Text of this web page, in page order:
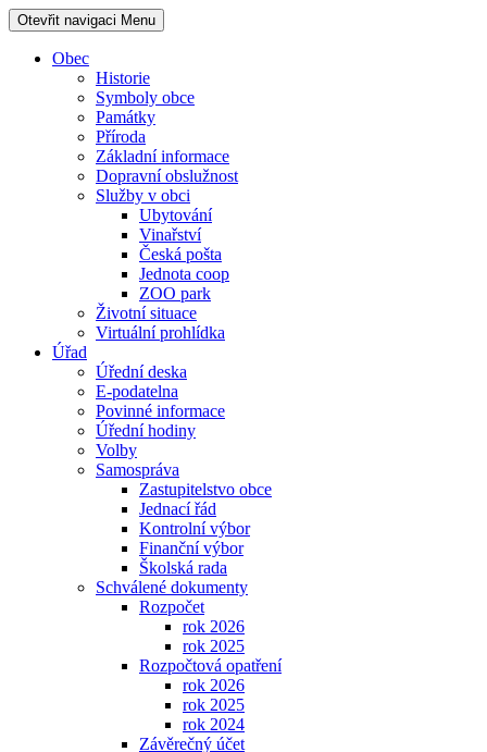
Otevřit navigaci Menu
Obec
Historie
Symboly obce
Památky
Příroda
Základní informace
Dopravní obslužnost
Služby v obci
Ubytování
Vinařství
Česká pošta
Jednota coop
ZOO park
Životní situace
Virtuální prohlídka
Úřad
Úřední deska
E-podatelna
Povinné informace
Úřední hodiny
Volby
Samospráva
Zastupitelstvo obce
Jednací řád
Kontrolní výbor
Finanční výbor
Školská rada
Schválené dokumenty
Rozpočet
rok 2026
rok 2025
Rozpočtová opatření
rok 2026
rok 2025
rok 2024
Závěrečný účet